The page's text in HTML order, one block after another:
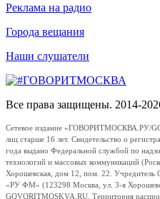
Реклама на радио
Города вещания
Наши слушатели
Все права защищены. 2014-
Сетевое издание «ГОВОРИТМОСКВА.РУ/
лиц старше 16 лет. Свидетельство о
года выдано Федеральной службой по
технологий и массовых коммуникаций
Хорошевская, дом 12, пом. 22. Учредитель
«РУ ФМ» (123298 Москва, ул. 3-я
GOVORITMOSKVA.RU. Территория